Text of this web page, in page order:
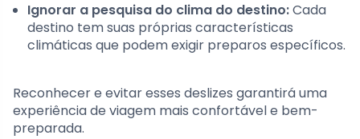
Ignorar a pesquisa do clima do destino:Cada
destino tem suas próprias características
climáticas que podem exigir preparos específicos.
Reconhecer e evitar esses deslizes garantirá uma
experiência de viagem mais confortável e bem-
preparada.